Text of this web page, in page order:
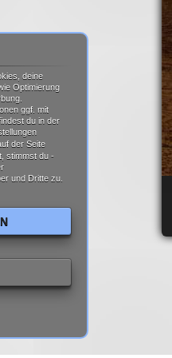
deine
Optimierung
ggf. mit
du in der
der Seite
stimmst du -
und Dritte zu.